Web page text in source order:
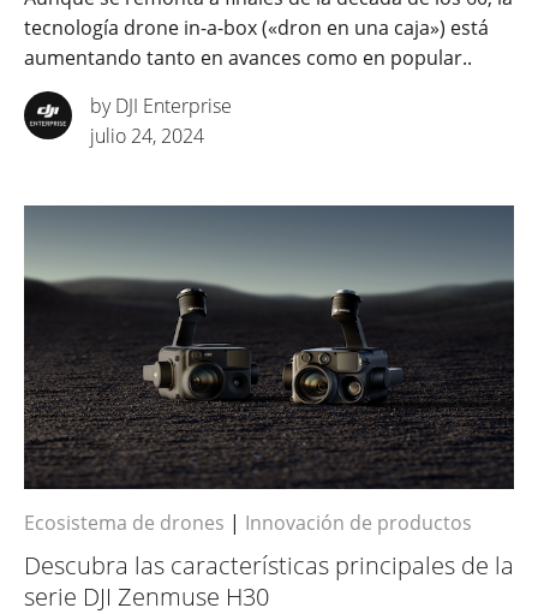
tecnología drone in-a-box («dron en una caja») está
aumentando tanto en avances como en popular..
by DJI Enterprise
julio 24, 2024
Ecosistema de drones | Innovación de productos
Descubra las características principales de la
serie DJI Zenmuse H30